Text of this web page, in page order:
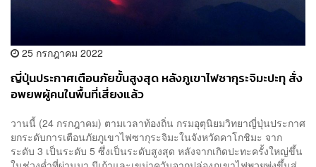
25 กรกฎาคม 2022
ญี่ปุ่นประกาศเตือนภัยขั้นสูงสุด หลังภูเขาไฟซากุระจิมะปะทุ สั่ง
อพยพผู้คนในพื้นที่เสี่ยงแล้ว
วานนี้ (24 กรกฎาคม) ตามเวลาท้องถิ่น กรมอุตุนิยมวิทยาญี่ปุ่นประกาศ
ยกระดับการเตือนภัยภูเขาไฟซากุระจิมะในจังหวัดคาโกชิมะ จาก
ระดับ 3 เป็นระดับ 5 ซึ่งเป็นระดับสูงสุด หลังจากเกิดปะทะครั้งใหญ่ขึ้น